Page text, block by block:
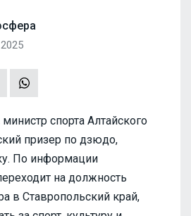
спорта Алтайского
призер по дзюдо,
По информации
на должность
в Ставропольский край,